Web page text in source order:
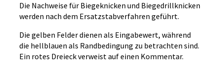
Die Nachweise für Biegeknicken und Biegedrillknicken
werden nach dem Ersatzstabverfahren geführt.
Die gelben Felder dienen als Eingabewert, während
die hellblauen als Randbedingung zu betrachten sind.
Ein rotes Dreieck verweist auf einen Kommentar.